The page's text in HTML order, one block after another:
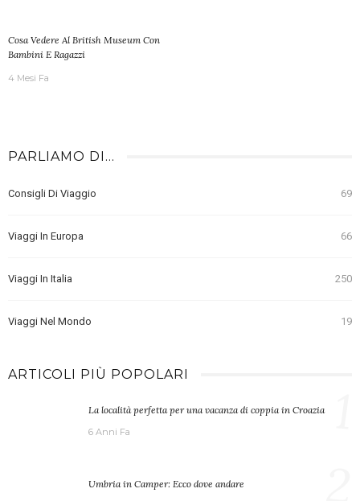
Cosa Vedere Al British Museum Con
Bambini E Ragazzi
4 Mesi Fa
PARLIAMO DI…
Consigli Di Viaggio 69
Viaggi In Europa 66
Viaggi In Italia 250
Viaggi Nel Mondo 19
ARTICOLI PIÙ POPOLARI
La località perfetta per una vacanza di coppia in Croazia
6 Anni Fa
Umbria in Camper: Ecco dove andare